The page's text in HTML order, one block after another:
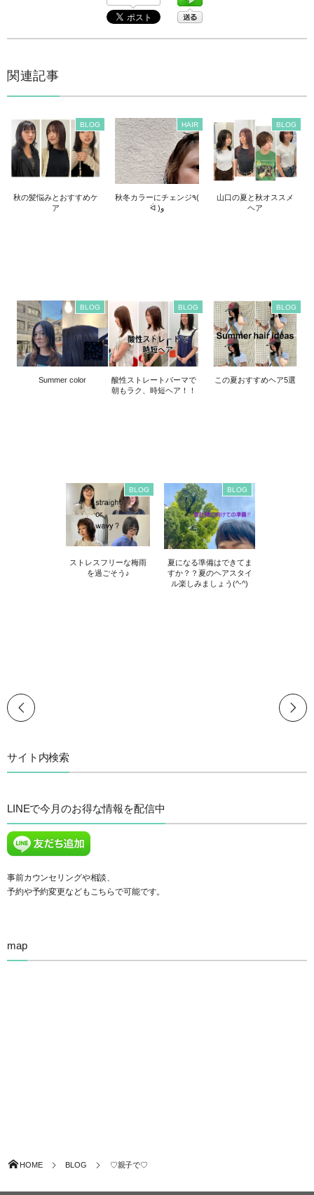
関連記事
BLOG
秋の髪悩みとおすすめケ
ア
HAIR
秋冬カラーにチェンジ٩(
ᐛ )و
BLOG
山口の夏と秋オススメ
ヘア
BLOG
Summer color
BLOG
酸性ストレートパーマで
朝もラク、時短ヘア！！
BLOG
この夏おすすめヘア5選
BLOG
ストレスフリーな梅雨
を過ごそう♪
BLOG
夏になる準備はできてま
すか？？夏のヘアスタイ
ル楽しみましょう(^-^)
サイト内検索
LINEで今月のお得な情報を配信中
事前カウンセリングや相談、
予約や予約変更などもこちらで可能です。
map
HOME BLOG ♡親子で♡